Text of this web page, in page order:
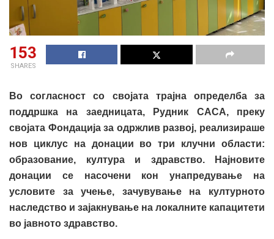
153
SHARES
Во согласност со својата трајна определба за
поддршка на заедницата, Рудник САСА, преку
својата Фондација за одржлив развој, реализираше
нов циклус на донации во три клучни области:
образование, култура и здравство. Најновите
донации се насочени кон унапредување на
условите за учење, зачувување на културното
наследство и зајакнување на локалните капацитети
во јавното здравство.